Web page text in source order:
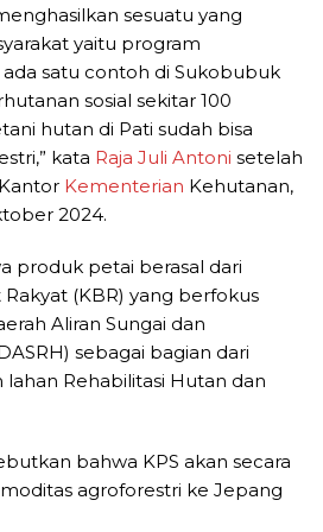
sesuatu yang
yaitu program
satu contoh di Sukobubuk
sosial sekitar 100
hutan di Pati sudah bisa
kata Raja Juli Antoni setelah
Kementerian Kehutanan,
2024.
produk petai berasal dari
(KBR) yang berfokus
Aliran Sungai dan
sebagai bagian dari
Rehabilitasi Hutan dan
bahwa KPS akan secara
agroforestri ke Jepang